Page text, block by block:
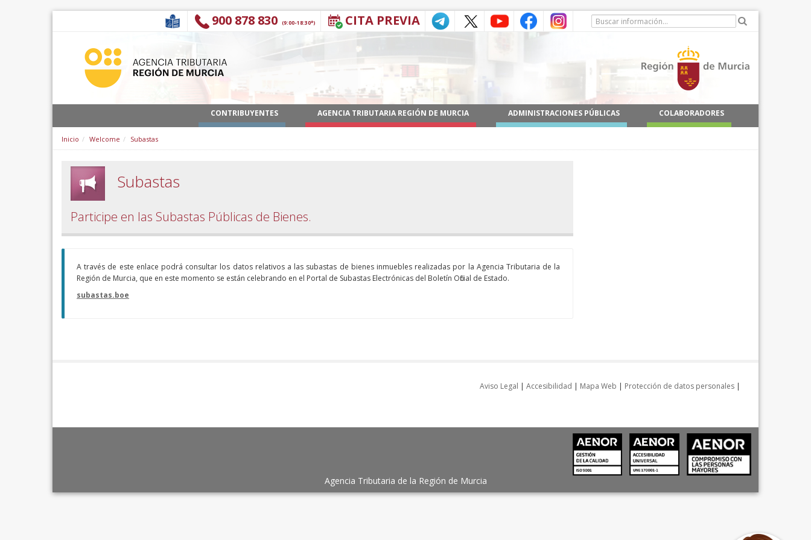
CITA PREVIA
900 878 830 (9:00-18:30*)
CONTRIBUYENTES AGENCIA TRIBUTARIA REGIÓN DE MURCIA ADMINISTRACIONES PÚBLICAS COLABORADORES
Inicio Welcome Subastas
Subastas
Participe en las Subastas Públicas de Bienes.
A través de este enlace podrá consultar los datos relativos a las subastas de bienes inmuebles realizadas por la Agencia Tributaria de la
Región de Murcia, que en este momento se están celebrando en el Portal de Subastas Electrónicas del Boletín Oficial de Estado.
subastas.boe
Aviso Legal | Accesibilidad | Mapa Web | Protección de datos personales |
Agencia Tributaria de la Región de Murcia